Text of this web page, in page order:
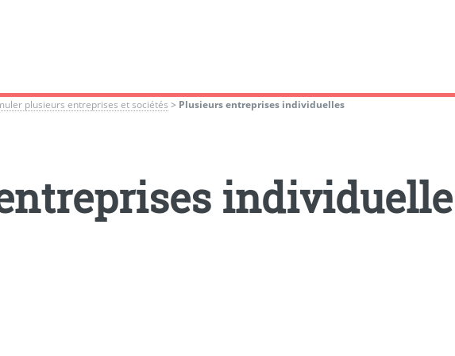
plusieurs entreprises et sociétés > Plusieurs entreprises individuelles